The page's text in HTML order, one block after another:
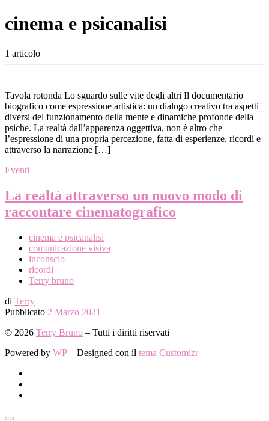
cinema e psicanalisi
1 articolo
Tavola rotonda Lo sguardo sulle vite degli altri Il documentario
biografico come espressione artistica: un dialogo creativo tra aspetti
diversi del funzionamento della mente e dinamiche profonde della
psiche. La realtà dall’apparenza oggettiva, non è altro che
l’espressione di una propria percezione, fatta di esperienze, ricordi e
attraverso la narrazione […]
Eventi
La realtà attraverso un nuovo modo di
raccontare cinematografico
cinema e psicanalisi
comunicazione visiva
inconscio
ricordi
Terry bruno
di Terry
Pubblicato 2 Marzo 2021
© 2026 Terry Bruno – Tutti i diritti riservati
Powered by WP – Designed con il tema Customizr